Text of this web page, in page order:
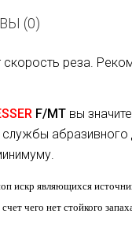
(0)
скорость реза.
F/MТ вы
искр являющихся
чего нет стойкого